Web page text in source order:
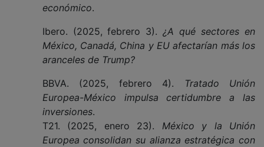
económico.
Ibero. (2025, febrero 3).¿A qué sectores en
México, Canadá, China y EU afectarían más los
aranceles de Trump?
BBVA. (2025, febrero 4).
Tratado Unión
Europea-México impulsa certidumbre a las
inversiones.
T21. (2025, enero 23). México y la Unión
Europea consolidan su alianza estratégica con